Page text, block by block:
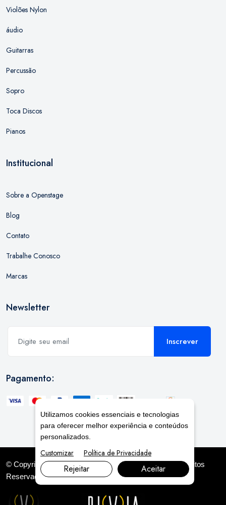
Violões Nylon
áudio
Guitarras
Percussão
Sopro
Toca Discos
Pianos
Institucional
Sobre a Openstage
Blog
Contato
Trabalhe Conosco
Marcas
Newsletter
Inscrever
Pagamento:
© Copyright 2026. DIVIAMarketing Digital. Todos os Direitos
Reservados
Utilizamos cookies essenciais e tecnologias
para oferecer melhor experiência e conteúdos
personalizados.
Customizar Política de Privacidade
Rejeitar Aceitar